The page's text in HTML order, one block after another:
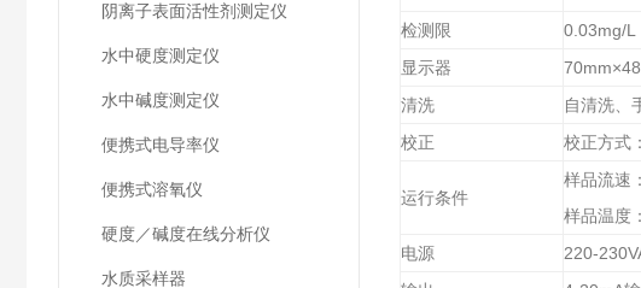
阴离子表面活性剂测定仪
水中硬度测定仪
水中碱度测定仪
便携式电导率仪
便携式溶氧仪
硬度／碱度在线分析仪
水质采样器
检测限
0.03mg/L
显示器
清洗
自清洗、
校正
校正方式
运行条件
样品流速
样品温度
电源
220-